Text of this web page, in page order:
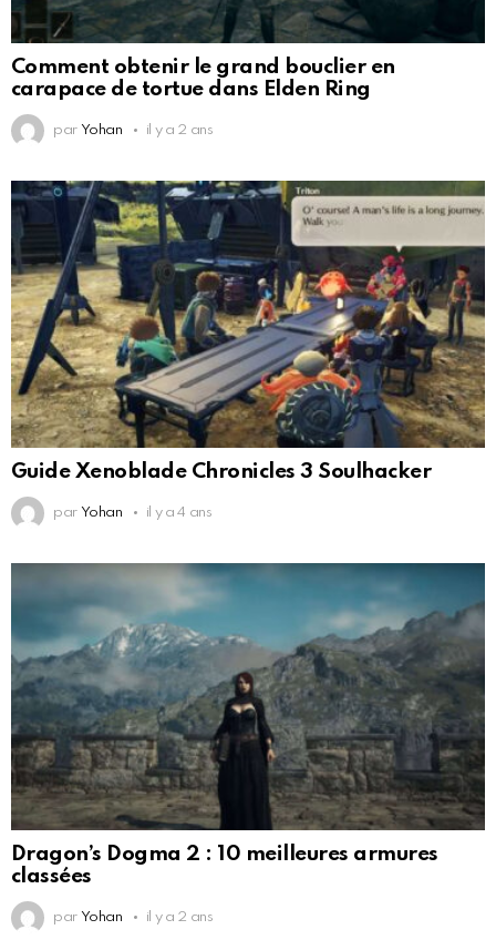
Comment obtenir le grand bouclier en
carapace de tortue dans Elden Ring
par Yohan il y a 2 ans
Guide Xenoblade Chronicles 3 Soulhacker
par Yohan il y a 4 ans
Dragon’s Dogma 2 : 10 meilleures armures
classées
par Yohan il y a 2 ans